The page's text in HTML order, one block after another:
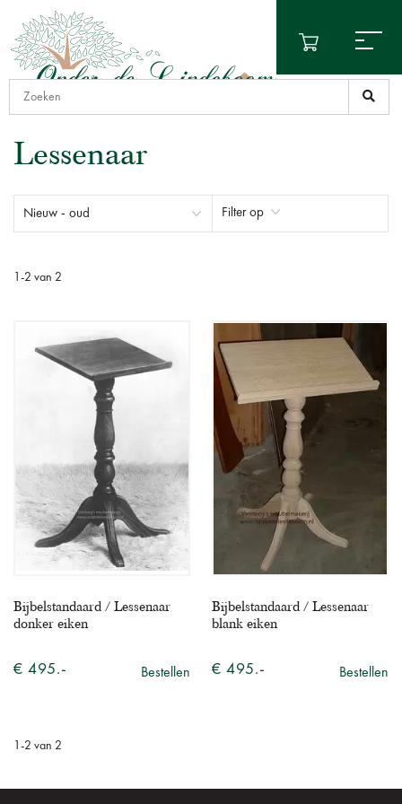
Lessenaar
Filter op
-2 van 2
Bijbelstandaard / Lessenaar
donker eiken
€ 495.- Bestellen
Bijbelstandaard / Lessenaar
blank eiken
€ 495.- Bestellen
-2 van 2